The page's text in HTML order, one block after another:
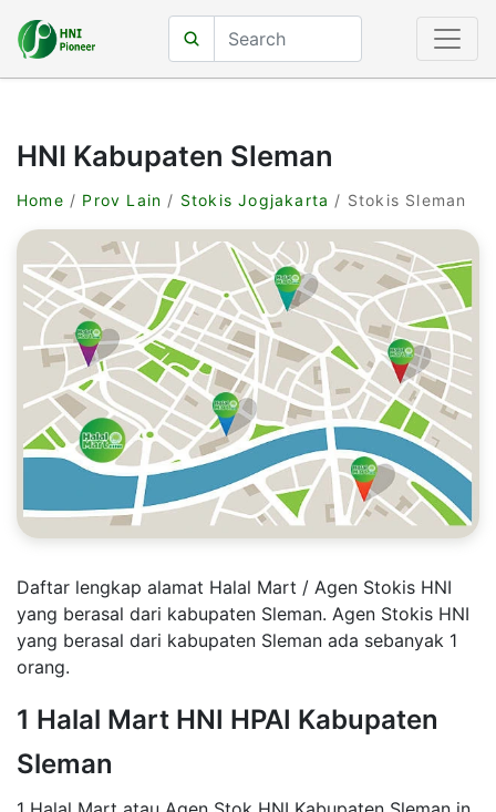
HNI Kabupaten Sleman
Home / Prov Lain / Stokis Jogjakarta / Stokis Sleman
Daftar lengkap alamat Halal Mart / Agen Stokis HNI
yang berasal dari kabupaten Sleman. Agen Stokis HNI
yang berasal dari kabupaten Sleman ada sebanyak 1
orang.
1 Halal Mart HNI HPAI Kabupaten
Sleman